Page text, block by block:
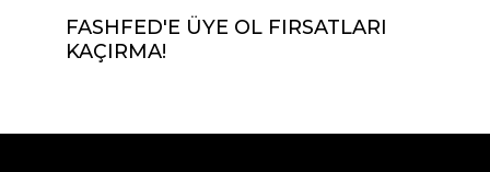
FASHFED'E ÜYE OL FIRSATLARI
KAÇIRMA!